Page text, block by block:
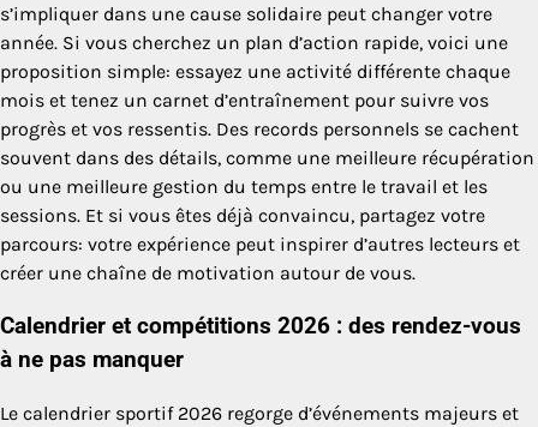
s’impliquer dans une cause solidaire peut changer votre
année. Si vous cherchez un plan d’action rapide, voici une
proposition simple: essayez une activité différente chaque
mois et tenez un carnet d’entraînement pour suivre vos
progrès et vos ressentis. Des records personnels se cachent
souvent dans des détails, comme une meilleure récupération
ou une meilleure gestion du temps entre le travail et les
sessions. Et si vous êtes déjà convaincu, partagez votre
parcours: votre expérience peut inspirer d’autres lecteurs et
créer une chaîne de motivation autour de vous.
Calendrier et compétitions 2026 : des rendez-vous
à ne pas manquer
Le calendrier sportif 2026 regorge d’événements majeurs et